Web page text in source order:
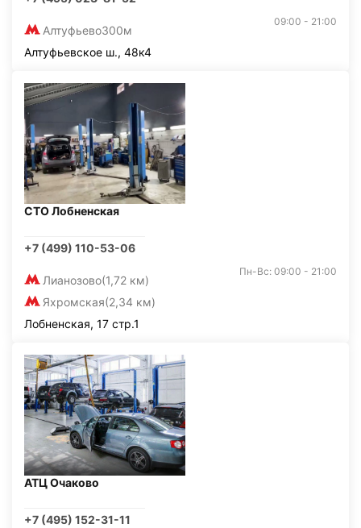
Алтуфьево300м
09:00 - 21:00
Алтуфьевское ш., 48к4
СТО Лобненская
+7 (499) 110-53-06
Лианозово(1,72 км)
Яхромская(2,34 км)
Пн-Вс: 09:00 - 21:00
Лобненская, 17 стр.1
АТЦ Очаково
+7 (495) 152-31-11